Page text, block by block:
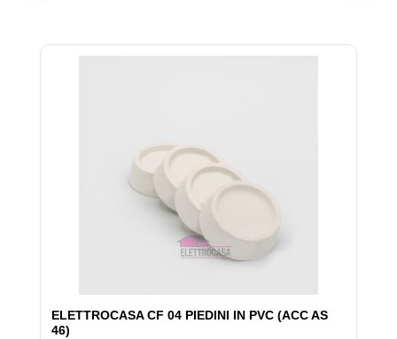
ELETTROCASA CF 04 PIEDINI IN PVC (ACC AS
46)